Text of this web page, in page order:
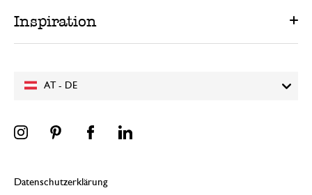
AT - DE
Inspiration
Datenschutzerklärung